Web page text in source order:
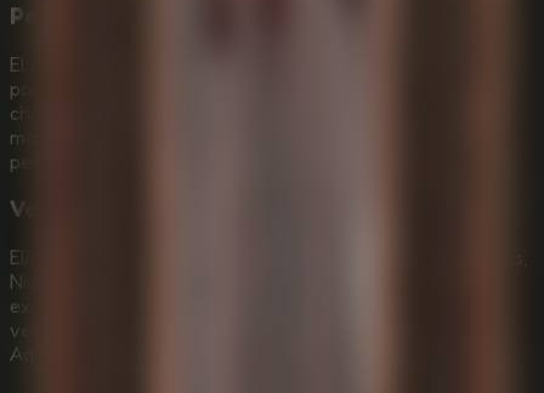
Paisajes sonoros de terror adaptativo
El avanzado audio espacial 3D hace que el monstruo
parezca cercano incluso antes de verlo. Escucha el
chasquido de sus mandíbulas, la piedra moviéndose y los
movimientos en la oscuridad mientras el Murderpede te
persigue.
Varios niveles de desafío
Elige Normal para un descenso introductorio de 20 minutos,
Nightmare para una IA más rápida y plataformas más
exigentes, o The First Kiln para un brutal modo de final
verdadero con varios ciempiés y mapas secretos de
Aqueduct.